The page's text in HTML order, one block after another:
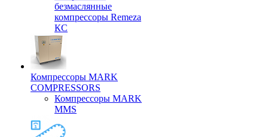
безмаслянные
компрессоры Remeza
КС
Компрессоры MARK
COMPRESSORS
Компрессоры MARK
MMS